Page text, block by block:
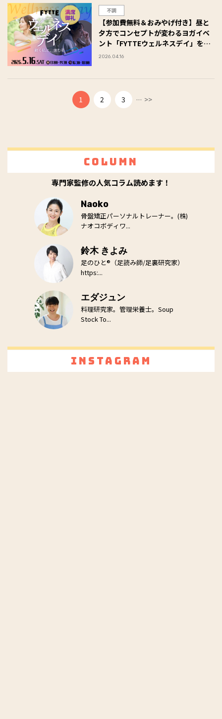
不調
【参加費無料＆おみやげ付き】昼と
夕方でコンセプトが変わるヨガイベ
ント「FYTTEウェルネスデイ」を5
月16日（土）開催決定！
2026.04.16
1 2 3 ... >>
Column
専門家監修の人気コラム読めます！
Naoko
骨盤矯正パーソナルトレーナー。(株)
ナオコボディワ...
鈴木 きよみ
足のひと®（足読み師/足裏研究家）
https:...
エダジュン
料理研究家。管理栄養士。Soup
Stock To...
Instagram